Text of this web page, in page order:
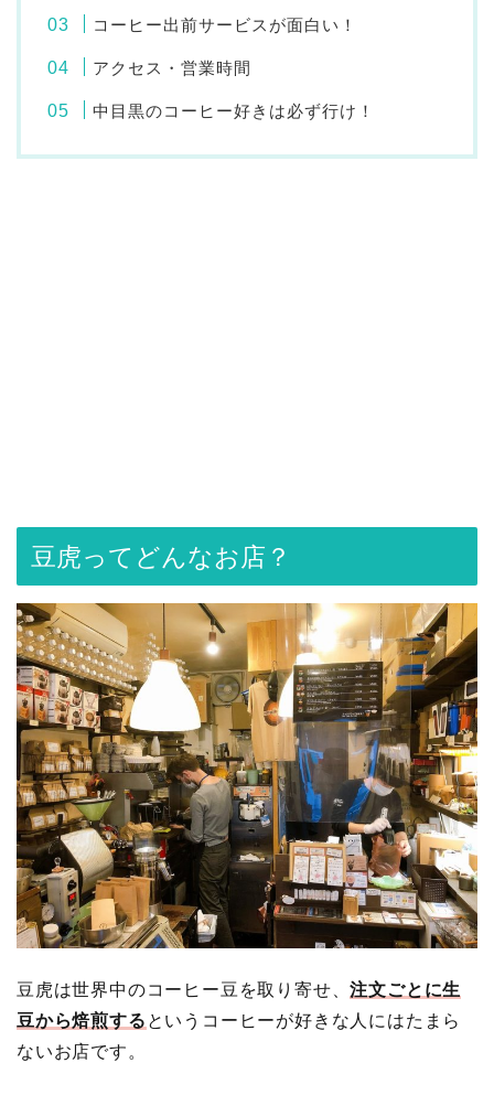
コーヒー出前サービスが面白い！
アクセス・営業時間
中目黒のコーヒー好きは必ず行け！
豆虎ってどんなお店？
豆虎は世界中のコーヒー豆を取り寄せ、注文ごとに生
豆から焙煎する というコーヒーが好きな人にはたまら
ないお店です。